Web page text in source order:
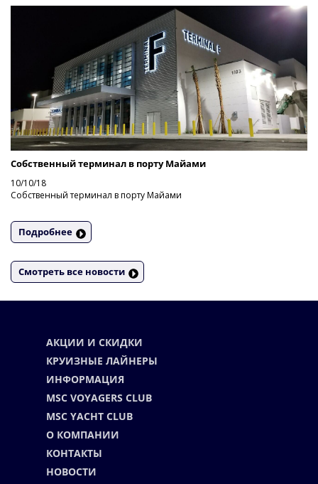
Cобственный терминал в порту Майами
10/10/18
Cобственный терминал в порту Майами
Подробнее
Смотреть все новости
АКЦИИ И СКИДКИ
КРУИЗНЫЕ ЛАЙНЕРЫ
ИНФОРМАЦИЯ
MSC VOYAGERS CLUB
MSC YACHT CLUB
О КОМПАНИИ
КОНТАКТЫ
НОВОСТИ